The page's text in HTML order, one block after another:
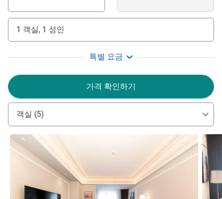
1 객실, 1 성인
특별 요금
가격 확인하기
객실 (5)
세부 정보 보기 세부